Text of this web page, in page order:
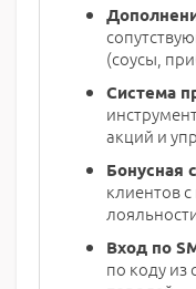
(соусы,
Система
акций и
Бонусная
клиентов
Вход по
по коду из